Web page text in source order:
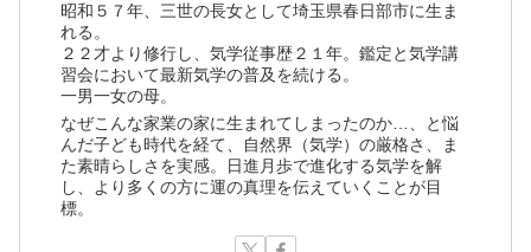
昭和５７年、三世の長女として埼玉県春日部市に生ま
れる。
２２才より修行し、気学従事歴２１年。鑑定と気学講
習会において最新気学の普及を続ける。
一男一女の母。
なぜこんな家業の家に生まれてしまったのか…、と悩
んだ子ども時代を経て、自然界（気学）の厳格さ、ま
た素晴らしさを実感。日進月歩で進化する気学を解
し、より多くの方に運の真理を伝えていくことが目
標。